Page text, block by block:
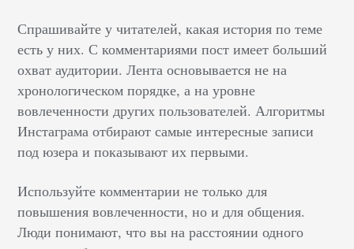
Спрашивайте у читателей, какая история по теме
есть у них. С комментариями пост имеет больший
охват аудитории. Лента основывается не на
хронологическом порядке, а на уровне
вовлеченности других пользователей. Алгоритмы
Инстаграма отбирают самые интересные записи
под юзера и показывают их первыми.
Используйте комментарии не только для
повышения вовлеченности, но и для общения.
Люди понимают, что вы на расстоянии одного